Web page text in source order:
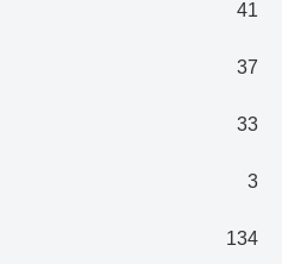
41
37
33
3
134